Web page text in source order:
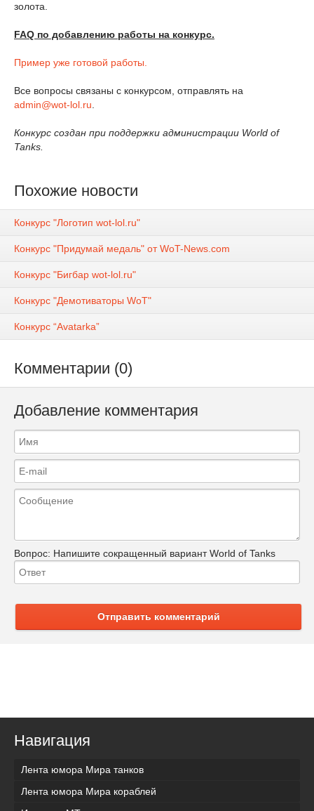
золота.
FAQ по добавлению работы на конкурс.
Пример уже готовой работы.
Все вопросы связаны с конкурсом, отправлять на
admin@wot-lol.ru
Конкурс создан при поддержки администрации World of
Tanks.
Похожие новости
Конкурс "Логотип wot-lol.ru"
Конкурс "Придумай медаль" от WoT-News.сom
Конкурс "Бигбар wot-lol.ru"
Конкурс "Демотиваторы WoT"
Конкурс “Avatarka”
Комментарии (0)
Добавление комментария
Вопрос: Напишите сокращенный вариант World of Tanks
Отправить комментарий
Навигация
Лента юмора Мира танков
Лента юмора Мира кораблей